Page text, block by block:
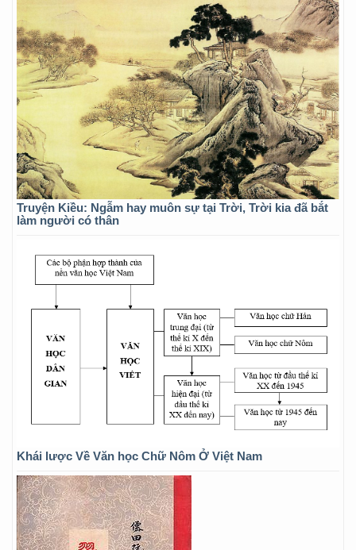
Truyện Kiều: Ngẫm hay muôn sự tại Trời, Trời kia đã bắt
làm người có thân
Khái lược Về Văn học Chữ Nôm Ở Việt Nam